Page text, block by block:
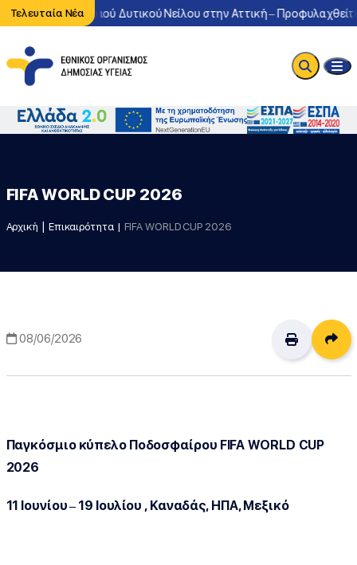
Τελευταία Νέατου ιού Δυτικού Νείλου στην Αττική – Προφυλαχθείτε
FIFA WORLD CUP 2026
Αρχική Επικαιρότητα FIFA WORLD CUP 2026
08/06/2026
Παγκόσμιο κύπελο Ποδοσφαίρου FIFA WORLD CUP
2026
11 Ιουνίου – 19 Ιουλίου , Καναδάς, ΗΠΑ, Μεξικό